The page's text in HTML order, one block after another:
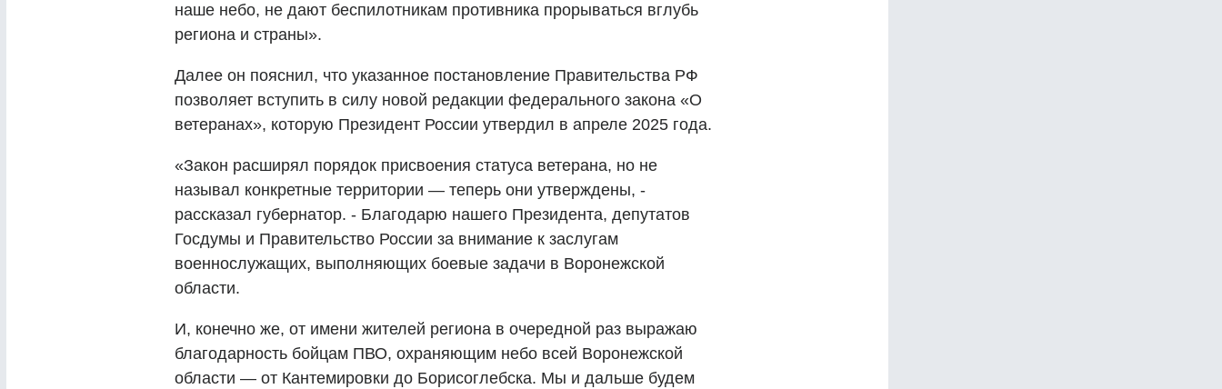
наше небо, не дают беспилотникам противника прорываться вглубь
региона и страны».
Далее он пояснил, что указанное постановление Правительства РФ
позволяет вступить в силу новой редакции федерального закона «О
ветеранах», которую Президент России утвердил в апреле 2025 года.
«Закон расширял порядок присвоения статуса ветерана, но не
называл конкретные территории — теперь они утверждены, -
рассказал губернатор. - Благодарю нашего Президента, депутатов
Госдумы и Правительство России за внимание к заслугам
военнослужащих, выполняющих боевые задачи в Воронежской
области.
И, конечно же, от имени жителей региона в очередной раз выражаю
благодарность бойцам ПВО, охраняющим небо всей Воронежской
области — от Кантемировки до Борисоглебска. Мы и дальше будем